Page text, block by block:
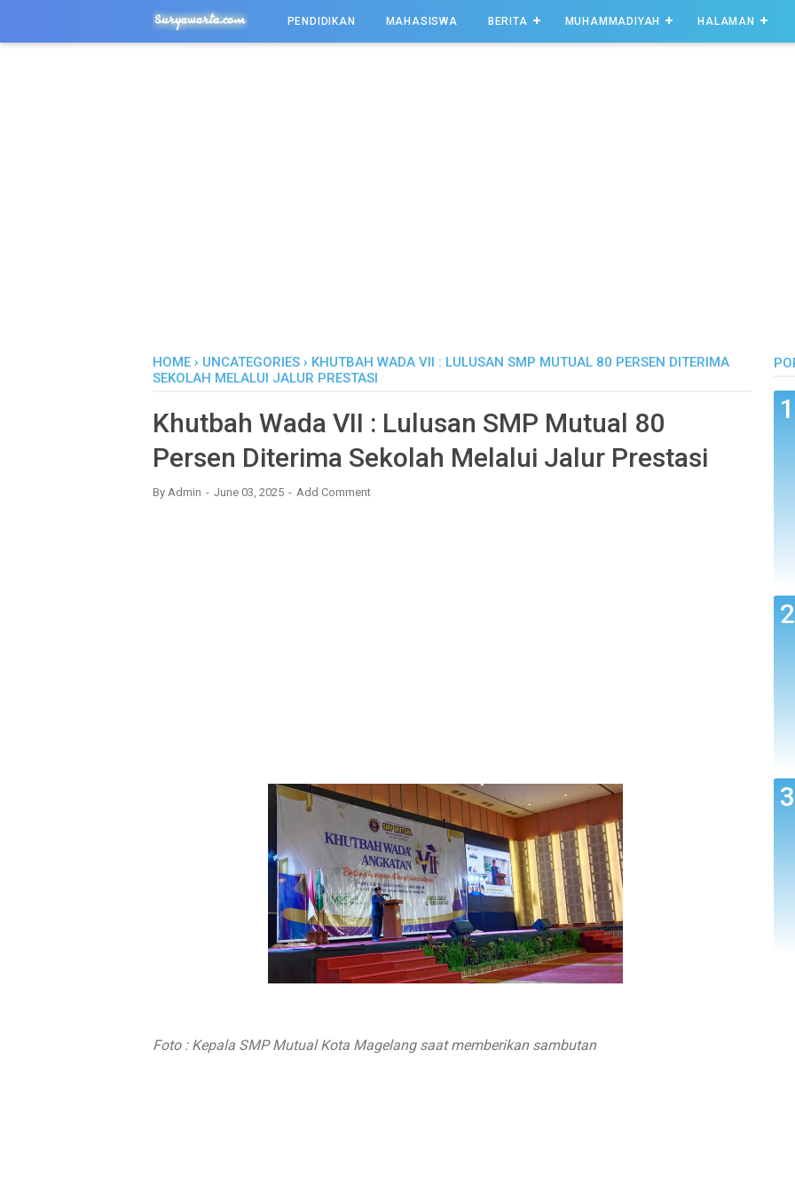
PENDIDIKAN MAHASISWA BERITA MUHAMMADIYAH HALAMAN
HOME › UNCATEGORIES › KHUTBAH WADA VII : LULUSAN SMP MUTUAL 80 PERSEN DITERIMA
SEKOLAH MELALUI JALUR PRESTASI
Khutbah Wada VII : Lulusan SMP Mutual 80
Persen Diterima Sekolah Melalui Jalur Prestasi
By Admin June 03, 2025 Add Comment
Foto : Kepala SMP Mutual Kota Magelang saat memberikan sambutan